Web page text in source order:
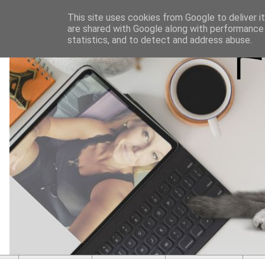
This site uses cookies from Google to deliver
are shared with Google along with
statistics, and to detect and address abuse.